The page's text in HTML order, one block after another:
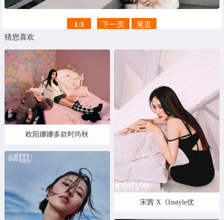
1/3 下一页
尾页
猜您喜欢
欧阳娜娜多款时尚秋
宋茜 X《Instyle优